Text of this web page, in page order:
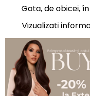
Gata, de obicei,
Vizualizati